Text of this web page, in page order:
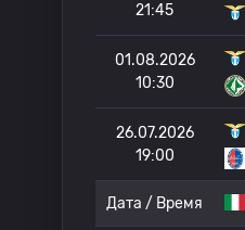
21:45
01.08.2026
10:30
26.07.2026
19:00
Дата / Время